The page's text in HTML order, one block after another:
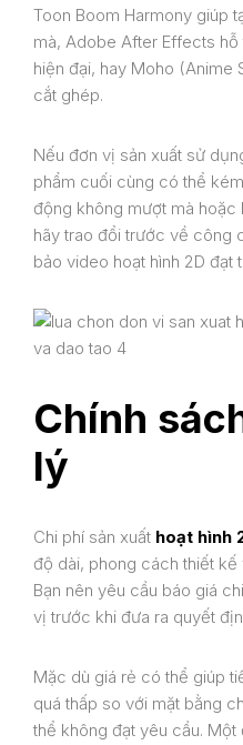
Toon Boom Harmony giúp
mà, Adobe After Effects
hiện đại, hay Moho (Anime
cắt ghép.
Nếu đơn vị sản xuất sử
phẩm cuối cùng có thể
động không mượt mà hoặc
hãy trao đổi trước về công
bảo video hoạt hình 2D đạt
Chính
lý
Chi phí sản xuất hoạt hình
độ dài, phong cách thiết
Bạn nên yêu cầu báo giá
vị trước khi đưa ra quyết
Mặc dù giá rẻ có thể giúp
quá thấp so với mặt bằng
thể không đạt yêu cầu.